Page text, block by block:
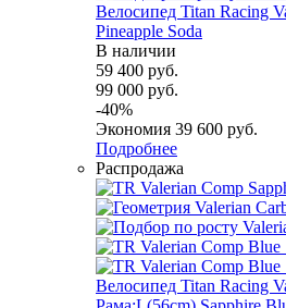
Велосипед Titan Racing
Pineapple Soda
В наличии
59 400 руб.
99 000 руб.
-40%
Экономия 39 600 руб.
Подробнее
Распродажа
Велосипед Titan Racing